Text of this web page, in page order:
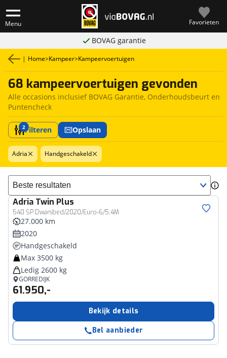
Menu Favorieten
BOVAG garantie
| Home>Kampeer>Kampeervoertuigen
68 kampeervoertuigen gevonden
Alle occasions inclusief BOVAG Garantie, Onderhoudsbeurt en
Puntencheck
2Filteren Opslaan
Adria Handgeschakeld
Sorteer resultaten
Adria Twin Plus
540 SP Dwarsbed/2020/Euro-6/5.4M
27.000 km
2020
Handgeschakeld
Max 3500 kg
Ledig 2600 kg
GORREDIJK
61.950,-
Bekijk details
Bel aanbieder